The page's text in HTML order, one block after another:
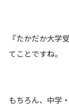
『たかだか大学
てことですね。
もちろん、中学